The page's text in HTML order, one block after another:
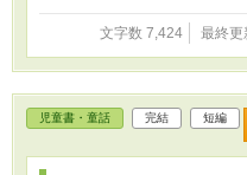
文字数 7,424 最終更
児童書・童話 完結 短編